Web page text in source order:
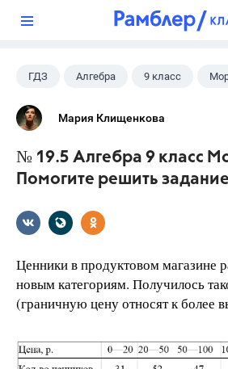
ГДЗ Алгебра 9 класс
Мария Клищенкова
№ 19.5 Алгебра 9 класс
Помогите решить
Ценники в продуктовом магазине
новым категориям. Получилось
(граничную цену относят к более